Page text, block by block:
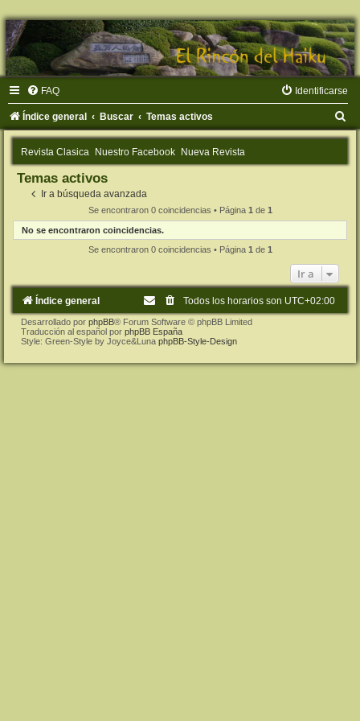
FAQ Identificarse
Índice general Buscar Temas activos
u
Revista Clasica Nuestro Facebook Nueva Revista
Temas activos
Ir a búsqueda avanzada
Se encontraron 0 coincidencias • Página 1 de 1
No se encontraron coincidencias.
Se encontraron 0 coincidencias • Página 1 de 1
Ir a
Índice general Todos los horarios son UTC+02:00
Desarrollado por phpBB® Forum Software © phpBB Limited
Traducción al español por phpBB España
Style: Green-Style by Joyce&Luna phpBB-Style-Design